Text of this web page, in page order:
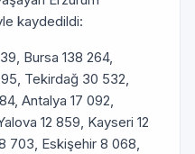
kaydedildi:
Bursa 138 264,
Tekirdağ 30 532,
Antalya 17 092,
12 859, Kayseri 12
703, Eskişehir 8 068,